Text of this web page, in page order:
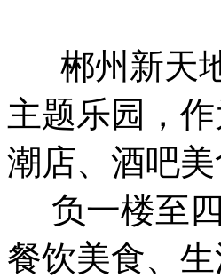
郴州新天地
主题乐园，
潮店、酒吧
负一楼至
餐饮美食、